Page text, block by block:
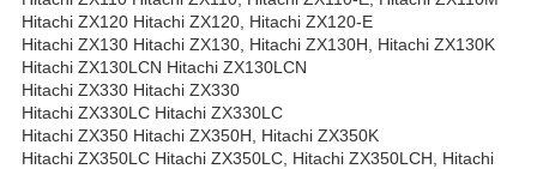
Hitachi ZX120 Hitachi ZX120, Hitachi ZX120-E
Hitachi ZX130 Hitachi ZX130, Hitachi ZX130H, Hitachi ZX130K
Hitachi ZX130LCN Hitachi ZX130LCN
Hitachi ZX330 Hitachi ZX330
Hitachi ZX330LC Hitachi ZX330LC
Hitachi ZX350 Hitachi ZX350H, Hitachi ZX350K
Hitachi ZX350LC Hitachi ZX350LC, Hitachi ZX350LCH, Hitachi